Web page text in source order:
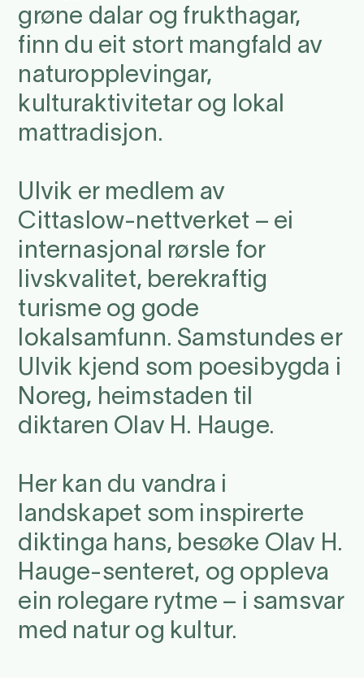
grøne dalar og frukthagar,
finn du eit stort mangfald av
naturopplevingar,
kulturaktivitetar og lokal
mattradisjon.
Ulvik er medlem av
Cittaslow-nettverket – ei
internasjonal rørsle for
livskvalitet, berekraftig
turisme og gode
lokalsamfunn. Samstundes er
Ulvik kjend som poesibygda i
Noreg, heimstaden til
diktaren Olav H. Hauge.
Her kan du vandra i
landskapet som inspirerte
diktinga hans, besøke Olav H.
Hauge-senteret, og oppleva
ein rolegare rytme – i samsvar
med natur og kultur.